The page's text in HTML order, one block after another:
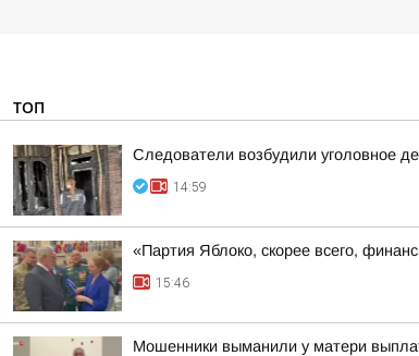
ТОП
Следователи возбудили уголовное
14:59
«Партия Яблоко, скорее всего,
15:46
Мошенники выманили у матери